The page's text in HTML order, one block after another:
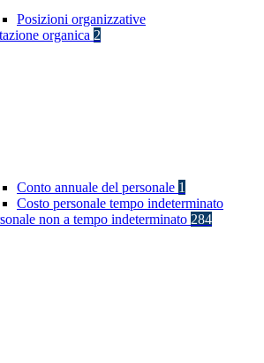
Posizioni organizzative
organica 2
Conto annuale del personale 1
Costo personale tempo indeterminato
non a tempo indeterminato 284